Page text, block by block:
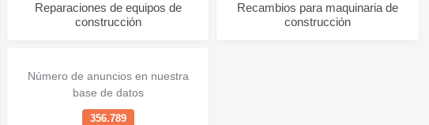
Reparaciones de equipos de
construcción
Recambios para maquinaria de
construcción
Número de anuncios en nuestra
base de datos
356.789